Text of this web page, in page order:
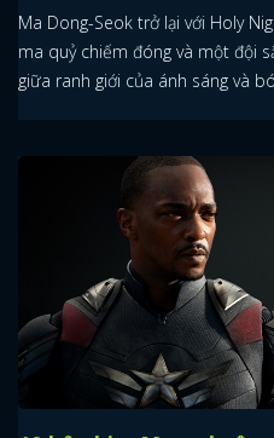
Ma Dong-Seok trở lại với Holy
ma quỷ chiếm đóng và một đội
giữa ranh giới của ánh sáng và